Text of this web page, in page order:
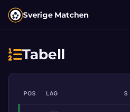
Sverige Matchen
Tabell
POS LAG S